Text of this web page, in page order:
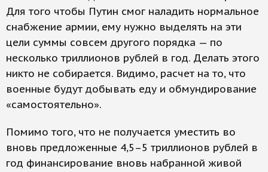
Для того чтобы Путин смог наладить нормальное
снабжение армии, ему нужно выделять на эти
цели суммы совсем другого порядка — по
несколько триллионов рублей в год. Делать этого
никто не собирается. Видимо, расчет на то, что
военные будут добывать еду и обмундирование
«самостоятельно».
Помимо того, что не получается уместить во
вновь предложенные 4,5–5 триллионов рублей в
год финансирование вновь набранной живой